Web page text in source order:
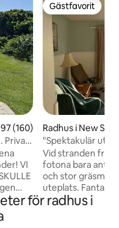
av 5 i genomsnittligt
(160)
Privat
VI
som
Gästfavorit
Gästfavorit
Radhus i New
"Spektakulär
pool, gräsmatta
Vid stranden fri
fotona bara
och stor
uteplats.
Du kanske till
för radhus i